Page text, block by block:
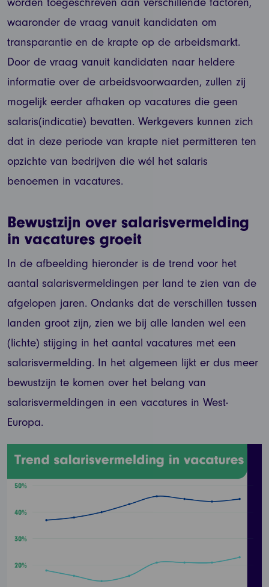
waaronder de vraag vanuit kandidaten om
transparantie en de krapte op de arbeidsmarkt.
Door de vraag vanuit kandidaten naar heldere
informatie over de arbeidsvoorwaarden, zullen zij
mogelijk eerder afhaken op vacatures die geen
salaris(indicatie) bevatten. Werkgevers kunnen zich
dat in deze periode van krapte niet permitteren ten
opzichte van bedrijven die wél het salaris
benoemen in vacatures.
Bewustzijn over salarisvermelding
in vacatures groeit
In de afbeelding hieronder is de trend voor het
aantal salarisvermeldingen per land te zien van de
afgelopen jaren. Ondanks dat de verschillen tussen
landen groot zijn, zien we bij alle landen wel een
(lichte) stijging in het aantal vacatures met een
salarisvermelding. In het algemeen lijkt er dus meer
bewustzijn te komen over het belang van
salarisvermeldingen in een vacatures in West-
Europa.